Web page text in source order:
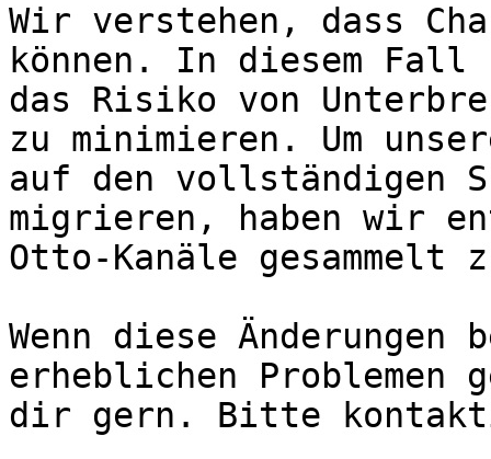
Wir verstehen, dass
können. In diesem
das Risiko von
zu minimieren. Um
auf den vollständigen
migrieren, haben wir
Otto-Kanäle gesammelt
Wenn diese
erheblichen
dir gern. Bitte